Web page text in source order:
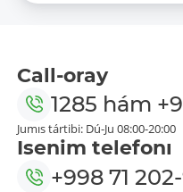
Call-oray
1285 hám
Jumıs tártibi: Dú-Ju 08:00-20:00
Isenim telefonı
+998 71